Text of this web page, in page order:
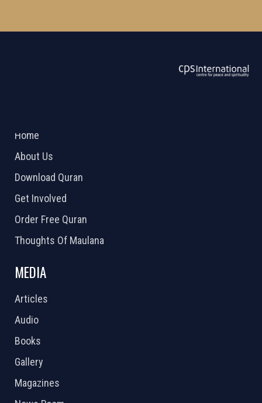
Home
About Us
Download Quran
Get Involved
Order Free Quran
Thoughts Of Maulana
MEDIA
Articles
Audio
Books
Gallery
Magazines